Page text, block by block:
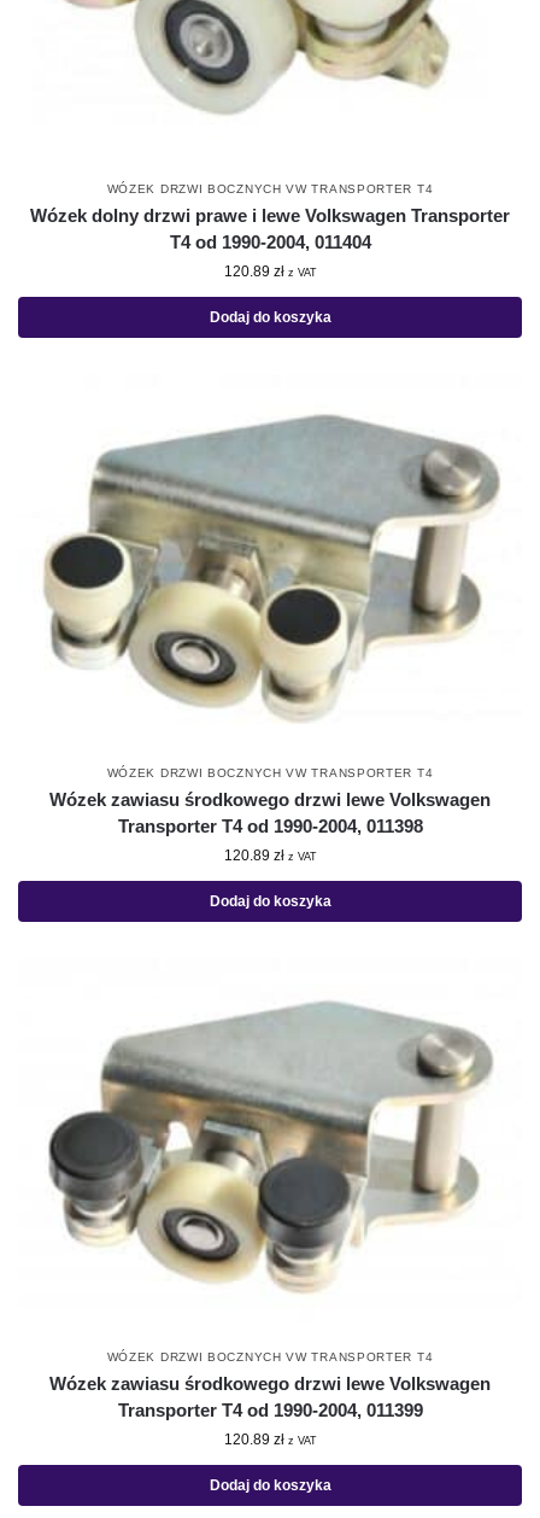
WÓZEK DRZWI BOCZNYCH VW TRANSPORTER T4
Wózek dolny drzwi prawe i lewe Volkswagen Transporter
T4 od 1990-2004, 011404
120.89 zł z VAT
Dodaj do koszyka
WÓZEK DRZWI BOCZNYCH VW TRANSPORTER T4
Wózek zawiasu środkowego drzwi lewe Volkswagen
Transporter T4 od 1990-2004, 011398
120.89 zł z VAT
Dodaj do koszyka
WÓZEK DRZWI BOCZNYCH VW TRANSPORTER T4
Wózek zawiasu środkowego drzwi lewe Volkswagen
Transporter T4 od 1990-2004, 011399
120.89 zł z VAT
Dodaj do koszyka